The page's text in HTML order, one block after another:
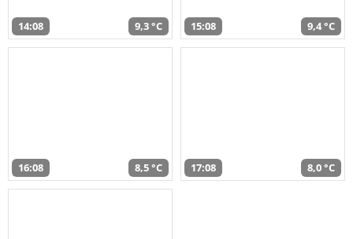
14:08 9,3 °C 15:08 9,4 °C
16:08 8,5 °C 17:08 8,0 °C